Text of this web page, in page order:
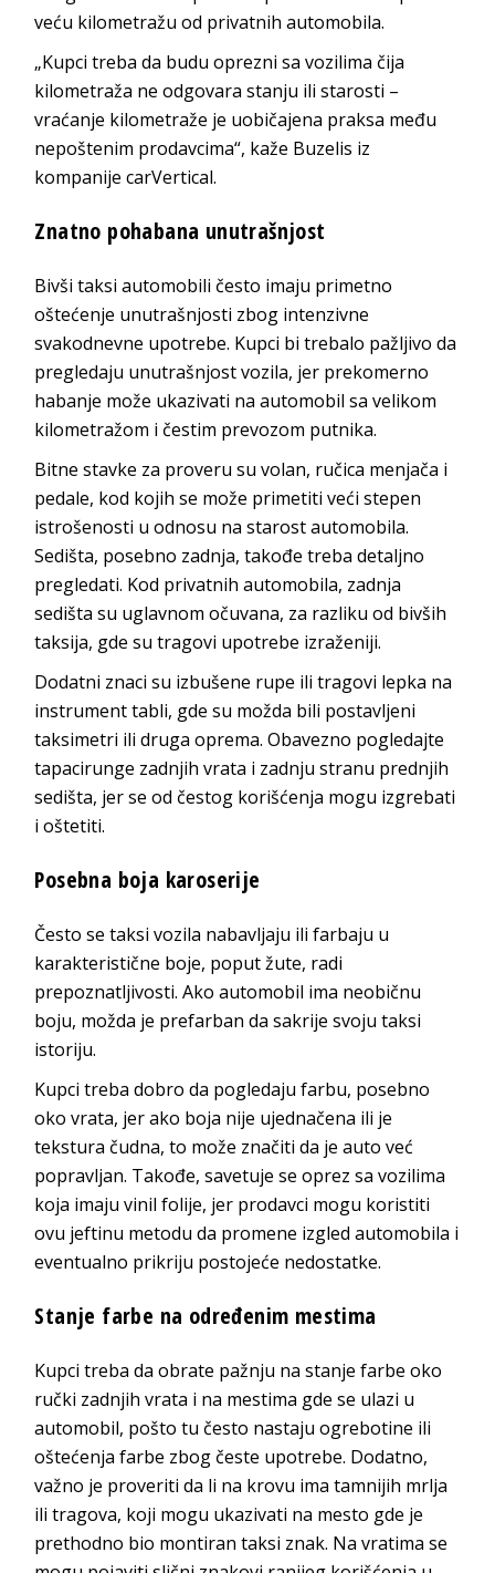
veću kilometražu od privatnih automobila.
„Kupci treba da budu oprezni sa vozilima čija
kilometraža ne odgovara stanju ili starosti –
vraćanje kilometraže je uobičajena praksa među
nepoštenim prodavcima“, kaže Buzelis iz
kompanije carVertical.
Znatno pohabana unutrašnjost
Bivši taksi automobili često imaju primetno
oštećenje unutrašnjosti zbog intenzivne
svakodnevne upotrebe. Kupci bi trebalo pažljivo da
pregledaju unutrašnjost vozila, jer prekomerno
habanje može ukazivati na automobil sa velikom
kilometražom i čestim prevozom putnika.
Bitne stavke za proveru su volan, ručica menjača i
pedale, kod kojih se može primetiti veći stepen
istrošenosti u odnosu na starost automobila.
Sedišta, posebno zadnja, takođe treba detaljno
pregledati. Kod privatnih automobila, zadnja
sedišta su uglavnom očuvana, za razliku od bivših
taksija, gde su tragovi upotrebe izraženiji.
Dodatni znaci su izbušene rupe ili tragovi lepka na
instrument tabli, gde su možda bili postavljeni
taksimetri ili druga oprema. Obavezno pogledajte
tapacirunge zadnjih vrata i zadnju stranu prednjih
sedišta, jer se od čestog korišćenja mogu izgrebati
i oštetiti.
Posebna boja karoserije
Često se taksi vozila nabavljaju ili farbaju u
karakteristične boje, poput žute, radi
prepoznatljivosti. Ako automobil ima neobičnu
boju, možda je prefarban da sakrije svoju taksi
istoriju.
Kupci treba dobro da pogledaju farbu, posebno
oko vrata, jer ako boja nije ujednačena ili je
tekstura čudna, to može značiti da je auto već
popravljan. Takođe, savetuje se oprez sa vozilima
koja imaju vinil folije, jer prodavci mogu koristiti
ovu jeftinu metodu da promene izgled automobila i
eventualno prikriju postojeće nedostatke.
Stanje farbe na određenim mestima
Kupci treba da obrate pažnju na stanje farbe oko
ručki zadnjih vrata i na mestima gde se ulazi u
automobil, pošto tu često nastaju ogrebotine ili
oštećenja farbe zbog česte upotrebe. Dodatno,
važno je proveriti da li na krovu ima tamnijih mrlja
ili tragova, koji mogu ukazivati na mesto gde je
prethodno bio montiran taksi znak. Na vratima se